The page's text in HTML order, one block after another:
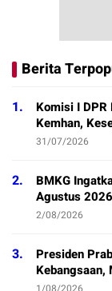
Berita
1.
Komisi I DPR
Kemhan,
31/07/2026
2.
BMKG
Agustus 2026
2/08/2026
3.
Presiden
Kebangsaan,